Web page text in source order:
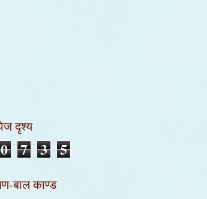
दृश्य
0 7 3 5
बाल काण्ड